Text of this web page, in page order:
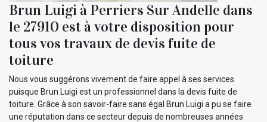
Brun Luigi à Perriers Sur Andelle dans
le 27910 est à votre disposition pour
tous vos travaux de devis fuite de
toiture
Nous vous suggérons vivement de faire appel à ses services
puisque Brun Luigi est un professionnel dans la devis fuite de
toiture. Grâce à son savoir-faire sans égal Brun Luigi a pu se faire
une réputation dans ce secteur depuis de nombreuses années